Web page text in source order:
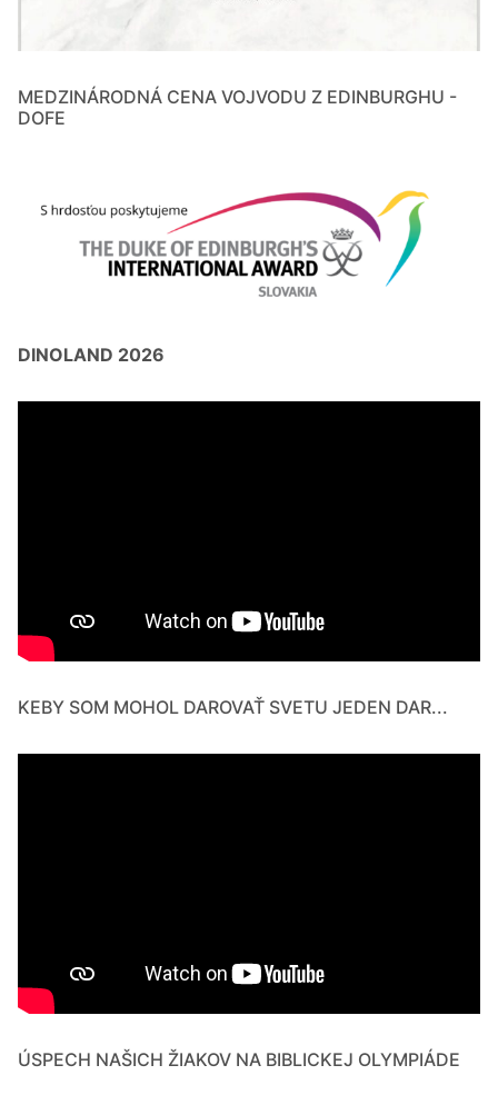
MEDZINÁRODNÁ CENA VOJVODU Z EDINBURGHU -
DOFE
DINOLAND 2026
KEBY SOM MOHOL DAROVAŤ SVETU JEDEN DAR...
ÚSPECH NAŠICH ŽIAKOV NA BIBLICKEJ OLYMPIÁDE